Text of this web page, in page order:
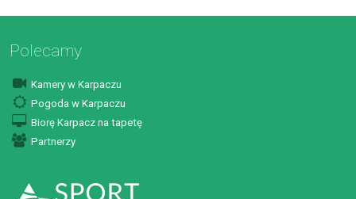
Polecamy
Kamery w Karpaczu
Pogoda w Karpaczu
Biorę Karpacz na tapetę
Partnerzy